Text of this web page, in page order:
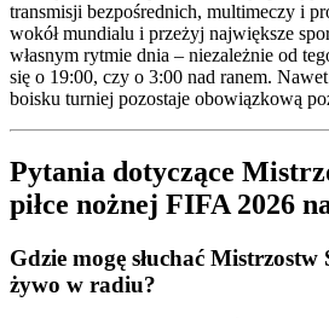
transmisji bezpośrednich, multimeczy i
wokół mundialu i przeżyj największe
własnym rytmie dnia – niezależnie od
się o 19:00, czy o 3:00 nad ranem.
boisku turniej pozostaje obowiązkową
Pytania dotyczące
piłce nożnej FIFA 2026
Gdzie mogę słuchać
żywo w radiu?